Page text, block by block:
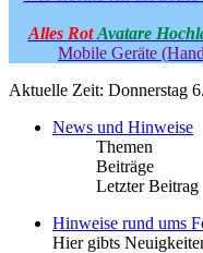
Alles Rot Avatare
Mobile Geräte
Aktuelle Zeit: Donnerstag
News und Hinweise
Themen
Beiträge
Letzter Beitrag
Hinweise rund ums
Hier gibts